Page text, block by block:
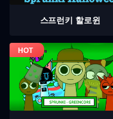
스프런키 할로윈